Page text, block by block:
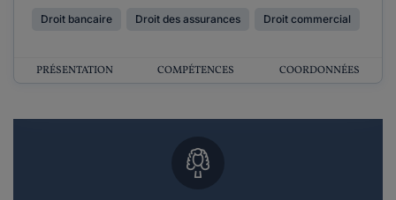
Droit bancaire Droit des assurances Droit commercial
PRÉSENTATION COMPÉTENCES COORDONNÉES